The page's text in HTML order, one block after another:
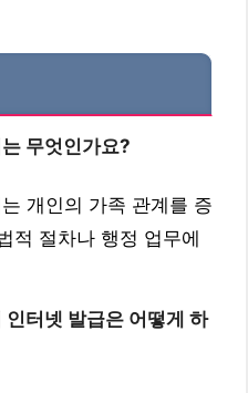
무엇인가요?
개인의 가족 관계를 증
적 절차나 행정 업무에
터넷 발급은 어떻게 하